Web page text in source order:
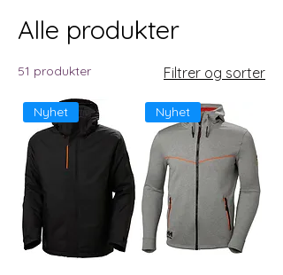
Alle produkter
51 produkter Filtrer og sorter
Nyhet Nyhet